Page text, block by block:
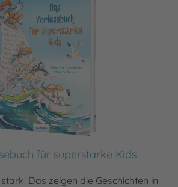
für superstarke Kids
Das zeigen die Geschichten in